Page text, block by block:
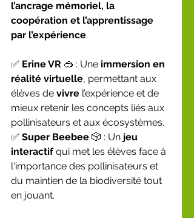
l’ancrage mémoriel, la
coopération et l’apprentissage
par l’expérience.
✅ Erine VR 🥽 : Une immersion en
réalité virtuelle, permettant aux
élèves de vivre l’expérience et de
mieux retenir les concepts liés aux
pollinisateurs et aux écosystèmes.
✅ Super Beebee 🎲 : Un jeu
interactif qui met les élèves face à
l'importance des pollinisateurs et
du maintien de la biodiversité tout
en jouant.